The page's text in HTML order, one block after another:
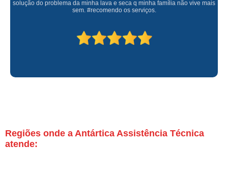
solução do problema da minha lava e seca q minha família não vive mais
sem. #recomendo os serviços.
Regiões onde a Antártica Assistência Técnica
atende: